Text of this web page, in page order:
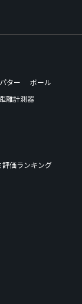
パター
ボール
距離計測器
評価ランキング